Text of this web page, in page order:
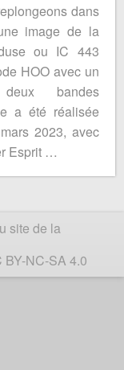
dans
image de la
ou IC 443
HOO avec un
bandes
a été réalisée
2023, avec
Esprit …
site de la
NC-SA 4.0